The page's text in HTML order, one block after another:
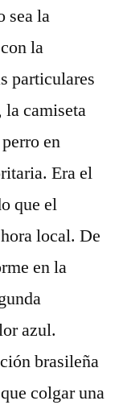
sea la
la
particulares
la camiseta
en
Era el
que el
local. De
en la
azul.
brasileña
colgar una